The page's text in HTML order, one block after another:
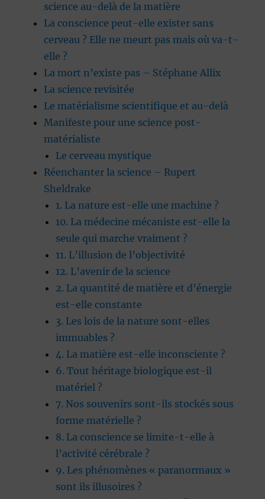
science au-delà de la matière
La conscience peut-elle exister sans
cerveau ? Elle ne meurt pas mais où va-t-
elle ?
La mort n’existe pas – Stéphane Allix
La science revisitée
Le matérialisme scientifique et au-delà
Manifeste pour une science post-
matérialiste
Le cerveau mystique
Réenchanter la science – Rupert
Sheldrake
1. La nature est-elle une machine ?
10. La médecine mécaniste est-elle la
seule qui marche vraiment ?
11. L’illusion de l’objectivité
12. L’avenir de la science
2. La quantité de matière et d’énergie
est-elle constante
3. Les lois de la nature sont-elles
immuables ?
4. La matière est-elle inconsciente ?
6. Tout héritage biologique est-il
matériel ?
7. Nos souvenirs sont-ils stockés sous
forme matérielle ?
8. La conscience se limite-t-elle à
l’activité cérébrale ?
9. Les phénomènes « paranormaux »
sont ils illusoires ?